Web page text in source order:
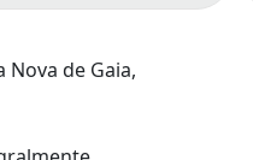
de Gaia,